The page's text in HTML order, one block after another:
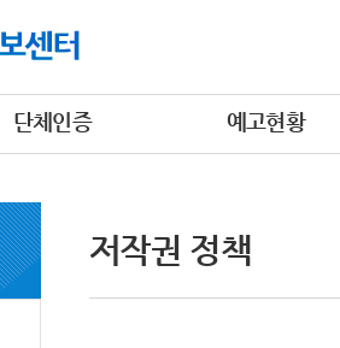
단체인증 예고현황
저작권 정책